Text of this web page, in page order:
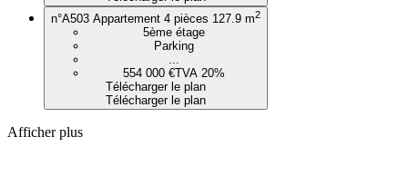
n°A503 Appartement 4 pièces 127.9 m2
5ème étage
Parking
...
554 000 €TVA 20%
Télécharger le plan
Télécharger le plan
Afficher plus